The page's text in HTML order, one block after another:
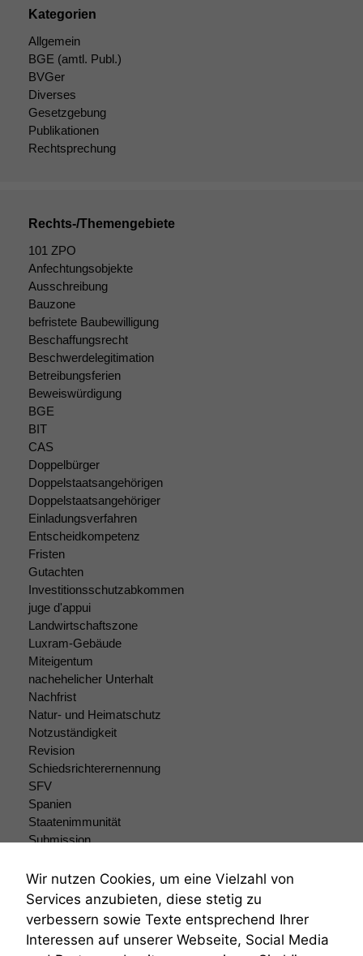
Kategorien
Allgemein
BGE (amtl. Publ.)
BVGer
Diverses
Gesetzgebung
Publikationen
Rechtsprechung
Rechts-/Themengebiete
101 ZPO
Anfechtungsobjekte
Ausschreibung
Bauzone
befristete Baubewilligung
Beschaffungsrecht
Beschwerdelegitimation
Betreibungsferien
Beweiswürdigung
BGE
BIT
CAS
Doppelbürger
Doppelstaatsangehörigen
Doppelstaatsangehöriger
Einladungsverfahren
Entscheidkompetenz
Fristen
Gutachten
Investitionsschutzabkommen
juge d'appui
Landwirtschaftszone
Luxram-Gebäude
Miteigentum
nachehelicher Unterhalt
Nachfrist
Natur- und Heimatschutz
Notzuständigkeit
Revision
Schiedsrichterernennung
SFV
Spanien
Staatenimmunität
Submission
Teilungsklage
Venezuela
VRK
Wiederherstellungsanordnung
Zivilprozessordnung
Wir nutzen Cookies, um eine Vielzahl von
Services anzubieten, diese stetig zu
verbessern sowie Texte entsprechend Ihrer
Interessen auf unserer Webseite, Social Media
zeichnen
wir
anonyme
statistische
Daten auf.